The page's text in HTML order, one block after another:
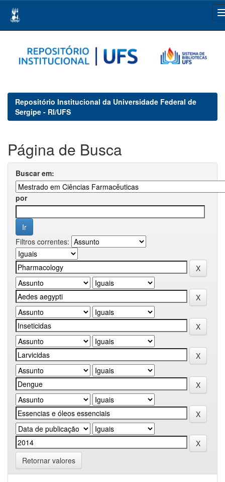
navigation
Repositório Institucional da Universidade Federal de
Sergipe - RI/UFS
Página de Busca
Buscar em:
por
Filtros correntes:
Retornar valores